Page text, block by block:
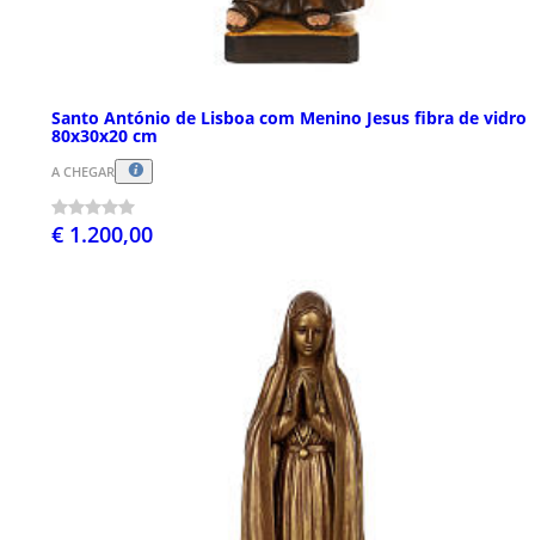
Santo António de Lisboa com Menino Jesus fibra de vidro
80x30x20 cm
A CHEGAR
€ 1.200,00